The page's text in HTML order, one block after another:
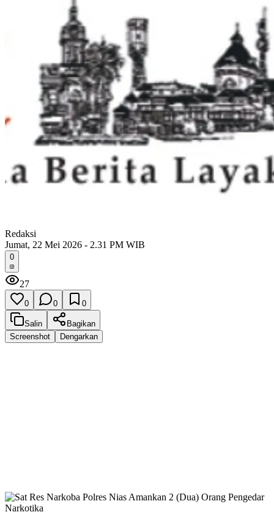
Redaksi
Jumat, 22 Mei 2026 - 2.31 PM WIB
0
27
0 0 0
Salin
Bagikan
Screenshot
Dengarkan